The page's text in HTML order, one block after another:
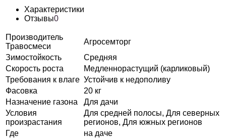
Характеристики
Отзывы0
Производитель
Травосмеси
Агросемторг
Зимостойкость
Средняя
Скорость роста
Медленнорастущий (карликовый)
Требования к влаге Устойчив к недополиву
Фасовка
20 кг
Назначение газона
Для дачи
Условия
произрастания
Для средней полосы, Для северных
регионов, Для южных регионов
Где
на даче